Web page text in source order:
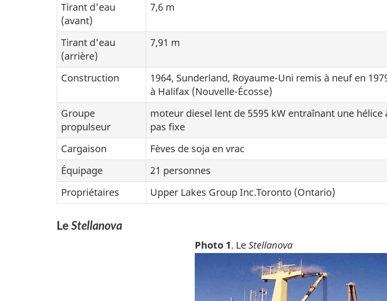
Tirant d'eau
(avant)
7,6 m
Tirant d'eau
(arrière)
7,91 m
Construction
1964, Sunderland, Royaume-Uni remis à neuf en
à Halifax (Nouvelle-Écosse)
Groupe
propulseur
moteur diesel lent de 5595 kW entraînant une hélice
pas fixe
Cargaison
Fèves de soja en vrac
Équipage
21 personnes
Propriétaires
Upper Lakes Group Inc.Toronto (Ontario)
Le Stellanova
Photo 1. LeStellanova